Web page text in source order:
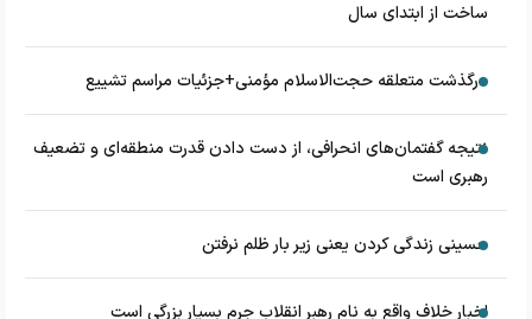
ساخت از ابتدای سال
درگذشت متعلقه حجت‌الاسلام مؤمنی+جزئیات مراسم تشییع
نتیجه گفتمان‌های انحرافی، از دست دادن قدرت منطقه‌ای و تضعیف
رهبری است
حسینی زندگی کردن یعنی زیر بار ظلم نرفتن
اخبار خلاف واقع به نام رهبر انقلاب جرم بسیار بزرگی است